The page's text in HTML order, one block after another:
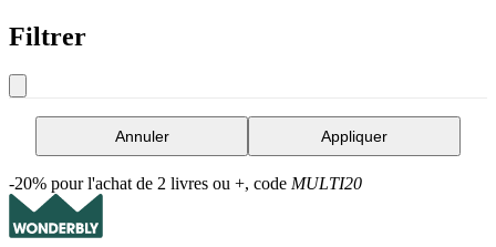
Filtrer
Annuler Appliquer
-20% pour l'achat de 2 livres ou +, code MULTI20